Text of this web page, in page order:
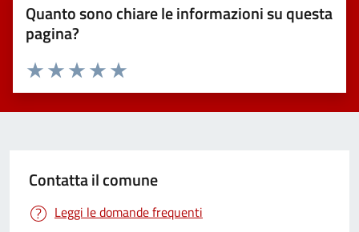
Quanto sono chiare le informazioni su questa
pagina?
Valuta 5 stelle su 5
Valuta 4 stelle su 5
Valuta 3 stelle su 5
Valuta 2 stelle su 5
Valuta 1 stelle su 5
Contatta il comune
Leggi le domande frequenti